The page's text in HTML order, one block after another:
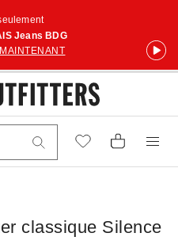
Jeans BDG
classique Silence